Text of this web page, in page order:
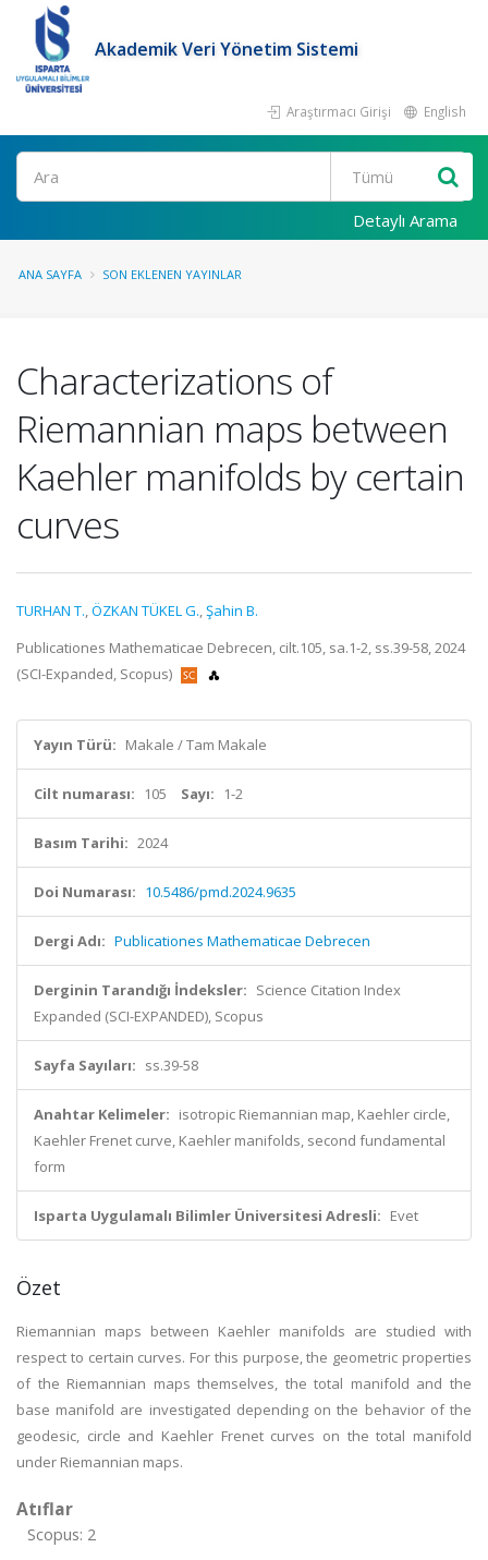
Akademik Veri Yönetim Sistemi
Araştırmacı Girişi English
Ara
Detaylı Arama
ANA SAYFA SON EKLENEN YAYINLAR
Characterizations of
Riemannian maps between
Kaehler manifolds by certain
curves
TURHAN T.,ÖZKAN TÜKEL G.,Şahin B.
Publicationes Mathematicae Debrecen, cilt.105, sa.1-2, ss.39-58, 2024
(SCI-Expanded, Scopus)
Yayın Türü: Makale / Tam Makale
Cilt numarası: 105 Sayı: 1-2
Basım Tarihi: 2024
Doi Numarası: 10.5486/pmd.2024.9635
Dergi Adı: Publicationes Mathematicae Debrecen
Derginin Tarandığı İndeksler: Science Citation Index
Expanded (SCI-EXPANDED), Scopus
Sayfa Sayıları: ss.39-58
Anahtar Kelimeler: isotropic Riemannian map, Kaehler circle,
Kaehler Frenet curve, Kaehler manifolds, second fundamental
form
Isparta Uygulamalı Bilimler Üniversitesi Adresli: Evet
Özet
Riemannian maps between Kaehler manifolds are studied with
respect to certain curves. For this purpose, the geometric properties
of the Riemannian maps themselves, the total manifold and the
base manifold are investigated depending on the behavior of the
geodesic, circle and Kaehler Frenet curves on the total manifold
under Riemannian maps.
Atıflar
Scopus: 2